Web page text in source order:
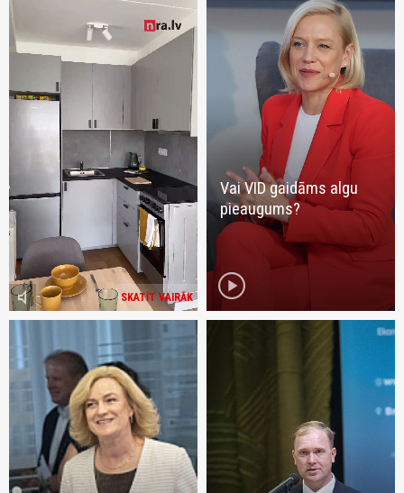
SKATĪT VAIRĀK
volume_mute
Vai VID gaidāms algu
pieaugums?
play_circle